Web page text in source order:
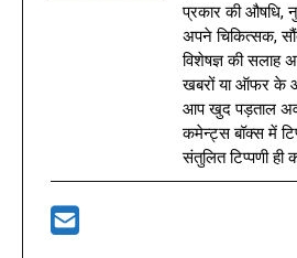
प्रकार की औषधि,
अपने चिकित्सक,
विशेषज्ञ की सलाह
खबरों या ऑफर के
आप खुद पड़ताल
कमेन्ट्स बॉक्स में
संतुलित टिप्पणी ही